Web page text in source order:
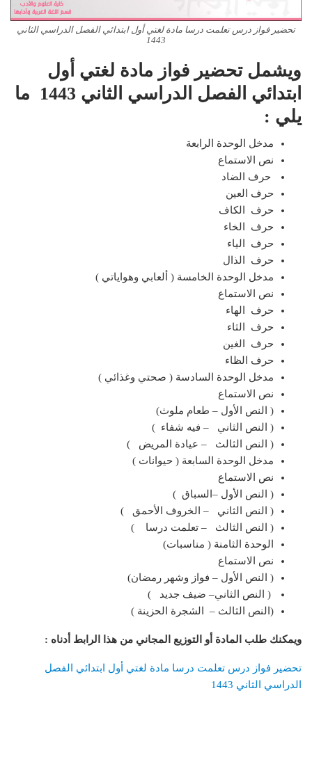
تحضير فواز درس تعلمت درسا مادة لغتي أول ابتدائي الفصل الدراسي الثاني
1443
ويشمل تحضير فواز مادة لغتي أول
ابتدائي الفصل الدراسي الثاني 1443 ما
يلي :
مدخل الوحدة الرابعة
نص الاستماع
حرف الضاد
حرف العين
حرف الكاف
حرف الخاء
حرف الياء
حرف الذال
مدخل الوحدة الخامسة ( ألعابي وهواياتي )
نص الاستماع
حرف الهاء
حرف الثاء
حرف الغين
حرف الظاء
مدخل الوحدة السادسة ( صحتي وغذائي )
نص الاستماع
( النص الأول – طعام ملوث)
( النص الثاني – فيه شفاء )
( النص الثالث – عيادة المريض )
مدخل الوحدة السابعة ( حيوانات )
نص الاستماع
( النص الأول –السباق )
( النص الثاني – الخروف الأحمق )
( النص الثالث – تعلمت درسا )
الوحدة الثامنة ( مناسبات)
نص الاستماع
( النص الأول – فواز وشهر رمضان)
( النص الثاني– ضيف جديد )
(النص الثالث – الشجرة الحزينة )
ويمكنك طلب المادة أو التوزيع المجاني من هذا الرابط أدناه :
تحضير فواز درس تعلمت درسا مادة لغتي أول ابتدائي الفصل
الدراسي الثاني 1443